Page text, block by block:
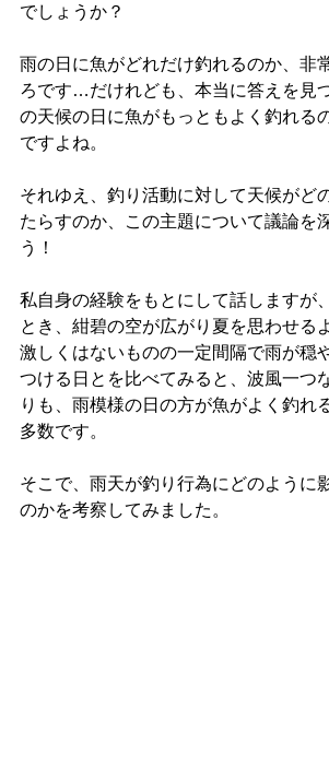
でしょうか？
雨の日に魚がどれだけ釣れるのか、非
ろです…だけれども、本当に答えを見
の天候の日に魚がもっともよく釣れる
ですよね。
それゆえ、釣り活動に対して天候がど
たらすのか、この主題について議論を
う！
私自身の経験をもとにして話しますが
とき、紺碧の空が広がり夏を思わせる
激しくはないものの一定間隔で雨が穏
つける日とを比べてみると、波風一つ
りも、雨模様の日の方が魚がよく釣れ
多数です。
そこで、雨天が釣り行為にどのように
のかを考察してみました。